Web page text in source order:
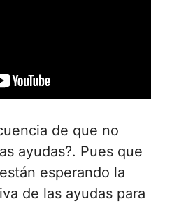
de que no
ayudas?. Pues que
esperando la
de las ayudas para